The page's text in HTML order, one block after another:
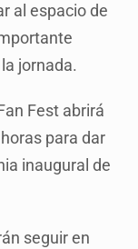
al espacio de
jornada.
Fest abrirá
para dar
inaugural de
seguir en